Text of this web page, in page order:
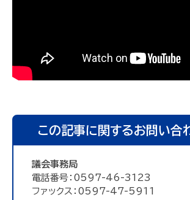
この記事に関するお問い合
議会事務局
電話番号：0597-46-3123
ファックス：0597-47-5911